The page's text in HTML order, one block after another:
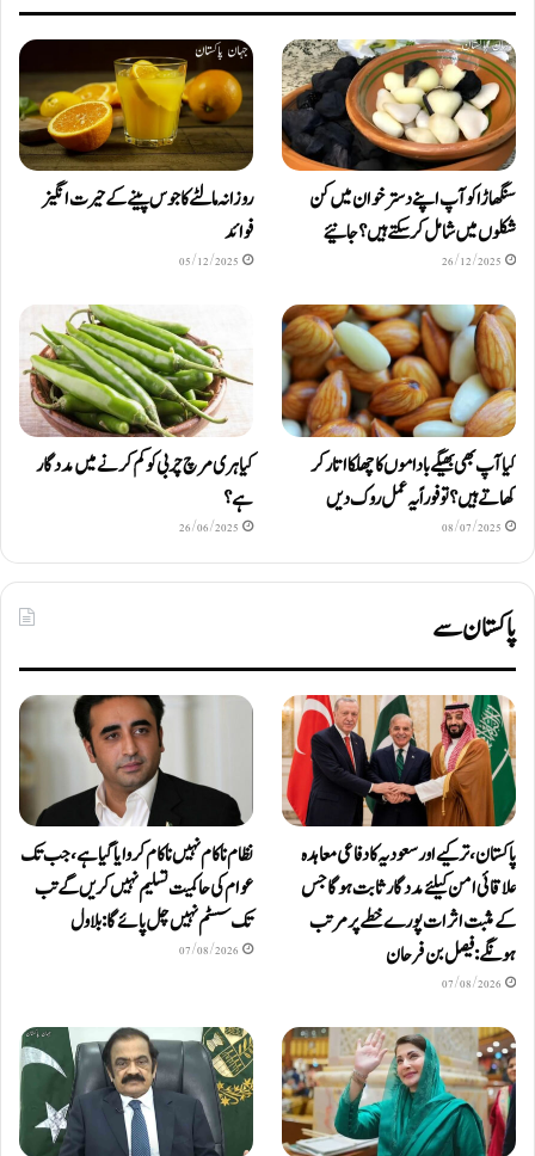
سنگھاڑا کو آپ اپنے دستر خوان میں کن
شکلوں میں شامل کرسکتے ہیں ؟ جانیئے
26/12/2025
روزانہ مالٹے کا جوس پینے کے حیرت انگیز
فوائد
05/12/2025
کیا آپ بھی بھیگے باداموں کا چھلکا اتار کر
کھاتے ہیں؟ تو فوراً یہ عمل روک دیں
08/07/2025
کیا ہری مرچ چربی کو کم کرنے میں مددگار
ہے؟
26/06/2025
پاکستان سے
پاکستان، ترکیے اور سعودیہ کا دفاعی معاہدہ
علاقائی امن کیلئے مددگار ثابت ہوگا جس
کے مثبت اثرات پورے خطے پر مرتب
ہونگے: فیصل بن فرحان
07/08/2026
نظام ناکام نہیں ناکام کروایاگیا ہے، جب تک
عوام کی حاکمیت تسلیم نہیں کریں گے تب
تک سسٹم نہیں چل پائےگا: بلاول
07/08/2026